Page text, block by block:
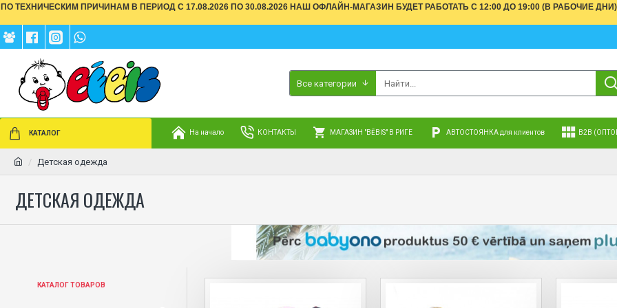
ПО ТЕХНИЧЕСКИМ ПРИЧИНАМ В ПЕРИОД С 17.08.2026 ПО 30.08.2026 НАШ ОФЛАЙН-МАГАЗИН БУДЕТ РАБОТАТЬ С 12:00 ДО 19:00 (В РАБОЧИЕ
Все категории
КАТАЛОГ На начало КОНТАКТЫ МАГАЗИН "BĒBIS" В РИГЕ АВТОСТОЯНКА для клиентов B2B
Детская одежда
ДЕТСКАЯ ОДЕЖДА
КАТАЛОГ ТОВАРОВ